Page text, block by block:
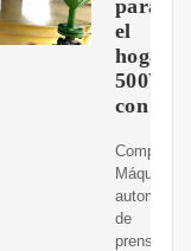
para
el
hogar
500W
con
Compra
Máquina
automática
de
prensa